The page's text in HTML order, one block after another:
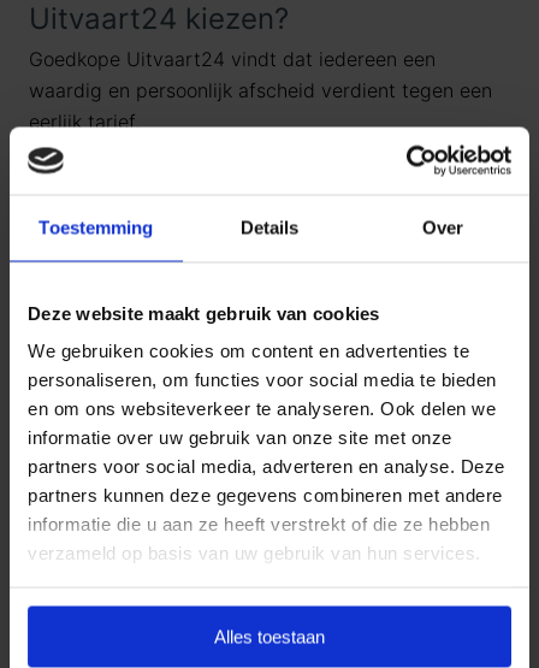
Toestemming Details Over
Deze website maakt gebruik van cookies
We gebruiken cookies om content en advertenties te
personaliseren, om functies voor social media te bieden
en om ons websiteverkeer te analyseren. Ook delen we
informatie over uw gebruik van onze site met onze
partners voor social media, adverteren en analyse. Deze
partners kunnen deze gegevens combineren met andere
informatie die u aan ze heeft verstrekt of die ze hebben
verzameld op basis van uw gebruik van hun services.
Alles toestaan
Uitvaart24 kiezen?
Goedkope Uitvaart24 vindt dat iedereen een
waardig en persoonlijk afscheid verdient tegen een
eerlijk tarief.
Daarom kiezen wij ervoor standaard te werken met
jarenlange ervaring bieden wij uitvaartpakketten die
aansluiten bij de meest voorkomende
en de daarbij behorende (eerlijke) prijzen. U betaalt
op deze manier alleen voor datgene wat u wilt
afnemen en wat past binnen uw budget. Indien u dit
wenst, kunt u deze pakketten uitbreiden.
Door met vaste uitvaartpakketten te werken, kan
Goedkope Uitvaart24 u een goed verzorgde en
waardige crematie in Woudenberg tegen een eerlijk
tarief garanderen.
ontvangen? Goedkope Uitvaart24 is 24 uur per dag